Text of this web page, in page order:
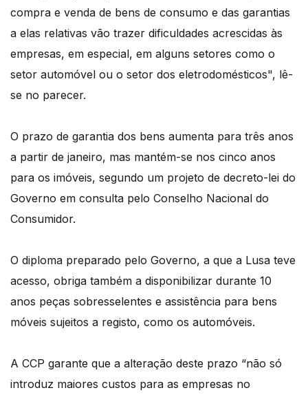
compra e venda de bens de consumo e das garantias
a elas relativas vão trazer dificuldades acrescidas às
empresas, em especial, em alguns setores como o
setor automóvel ou o setor dos eletrodomésticos", lê-
se no parecer.
O prazo de garantia dos bens aumenta para três anos
a partir de janeiro, mas mantém-se nos cinco anos
para os imóveis, segundo um projeto de decreto-lei do
Governo em consulta pelo Conselho Nacional do
Consumidor.
O diploma preparado pelo Governo, a que a Lusa teve
acesso, obriga também a disponibilizar durante 10
anos peças sobresselentes e assistência para bens
móveis sujeitos a registo, como os automóveis.
A CCP garante que a alteração deste prazo “não só
introduz maiores custos para as empresas no